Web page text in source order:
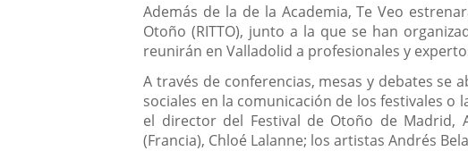
Además de la de la Academia, Te Veo
Otoño (RITTO), junto a la que se han
reunirán en Valladolid a profesionales y
A través de conferencias, mesas y debates se
sociales en la comunicación de los festivales
el director del Festival de Otoño de Madrid,
(Francia), Chloé Lalanne; los artistas Andrés